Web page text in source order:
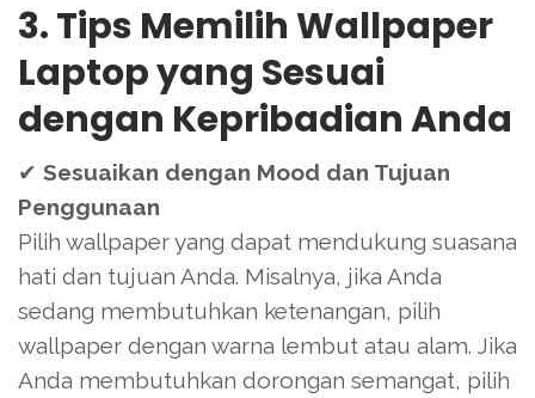
3. Tips Memilih Wallpaper
Laptop yang Sesuai
dengan Kepribadian Anda
✔ Sesuaikan dengan Mood dan Tujuan
Penggunaan
Pilih wallpaper yang dapat mendukung suasana
hati dan tujuan Anda. Misalnya, jika Anda
sedang membutuhkan ketenangan, pilih
wallpaper dengan warna lembut atau alam. Jika
Anda membutuhkan dorongan semangat, pilih